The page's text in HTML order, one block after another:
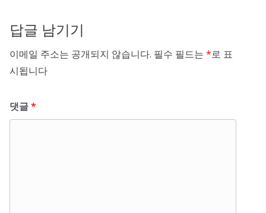
답글 남기기
이메일 주소는 공개되지 않습니다. 필수 필드는 *로 표
시됩니다
댓글*